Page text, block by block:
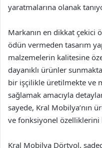
yaratmalarına olanak
Markanın en dikkat çekici
ödün vermeden tasarım
malzemelerin kalitesine
dayanıklı ürünler
bir işçilikle üretilmekte ve
sağlamak amacıyla
sayede, Kral Mobilya’nın
ve fonksiyonel özelliklerini
Kral Mobilya Dörtyol,